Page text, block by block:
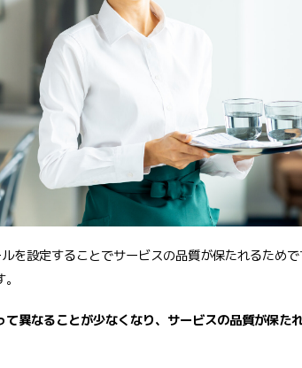
を設定することでサービスの品質が保たれるため
異なることが少なくなり、サービスの品質が保た